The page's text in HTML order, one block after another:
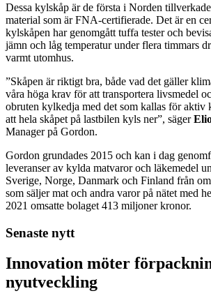
Dessa kylskåp är de första i Norden
material som är FNA-certifierade. Det är en
kylskåpen har genomgått tuffa tester och
jämn och låg temperatur under flera timmars
varmt utomhus.
”Skåpen är riktigt bra, både vad det gäller
våra höga krav för att transportera livsmedel
obruten kylkedja med det som kallas för aktiv
att hela skåpet på lastbilen kyls ner”, säger
Manager på Gordon.
Gordon grundades 2015 och kan i dag
leveranser av kylda matvaror och läkemedel
Sverige, Norge, Danmark och Finland från
som säljer mat och andra varor på nätet med
2021 omsatte bolaget 413 miljoner kronor.
Senaste nytt
Innovation möter
nyutveckling